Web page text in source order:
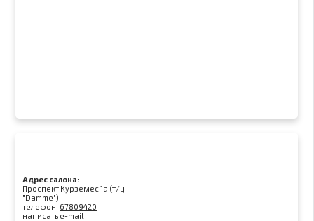
Адрес салона:
Проспект Курземес 1а (т/ц
"Damme")
телефон: 67809420
написать e-mail